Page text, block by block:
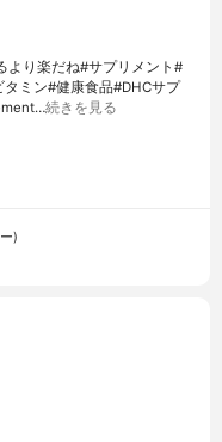
より楽だね#サプリメント#
タミン#健康食品#DHCサプ
続きを見る
)